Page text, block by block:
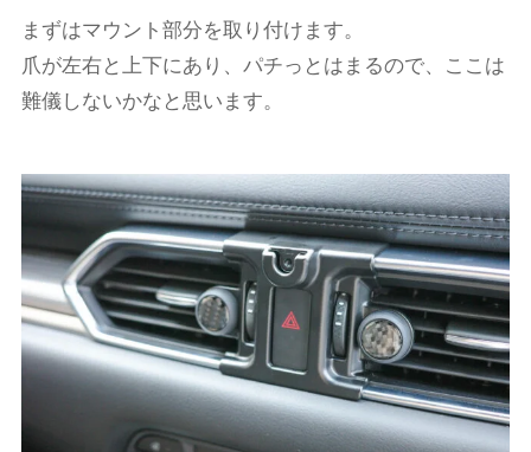
まずはマウント部分を取り付けます。
爪が左右と上下にあり、パチっとはまるので、ここは
難儀しないかなと思います。